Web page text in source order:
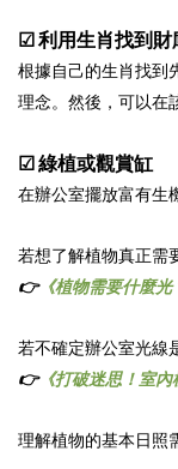
☑ 利用生肖找到財
根據自己的生肖找到
理念。然後，可以在
☑ 綠植或觀賞缸
在辦公室擺放富有生
若想了解植物真正需
👉《植物需要什麼光
若不確定辦公室光線
👉《打破迷思！室內
理解植物的基本日照